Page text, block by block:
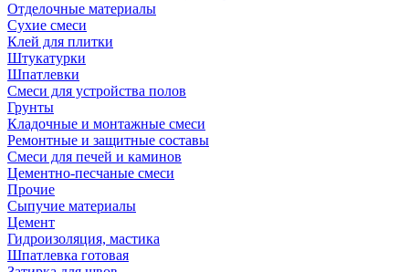
Отделочные материалы
Сухие смеси
Клей для плитки
Штукатурки
Шпатлевки
Смеси для устройства полов
Грунты
Кладочные и монтажные смеси
Ремонтные и защитные составы
Смеси для печей и каминов
Цементно-песчаные смеси
Прочие
Сыпучие материалы
Цемент
Гидроизоляция, мастика
Шпатлевка готовая